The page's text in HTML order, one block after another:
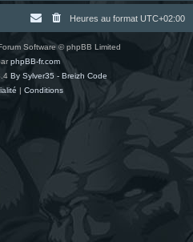
Heures au format UTC+02:00
Software © phpBB Limited
phpBB-fr.com
By Sylver35 - Breizh Code
| Conditions